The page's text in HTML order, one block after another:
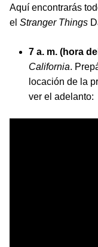
Aquí encontrarás
el Stranger Things
7 a. m. (hora
California.
locación de la
ver el adelanto: